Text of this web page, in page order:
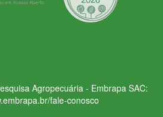
Agropecuária - Embrapa SAC:
fale-conosco